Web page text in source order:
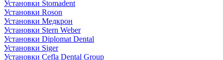
Установки Stomadent
Установки Roson
Установки Медкрон
Установки Stern Weber
Установки Diplomat Dental
Установки Siger
Установки Cefla Dental Group